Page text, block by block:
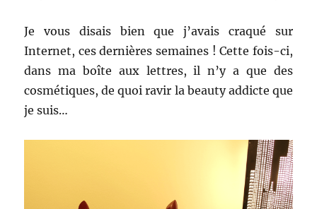
Je vous disais bien que j’avais craqué sur
Internet, ces dernières semaines ! Cette fois-ci,
dans ma boîte aux lettres, il n’y a que des
cosmétiques, de quoi ravir la beauty addicte que
je suis…